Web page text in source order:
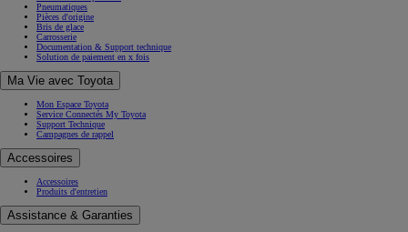
Pneumatiques
Pièces d'origine
Bris de glace
Carrosserie
Documentation & Support technique
Solution de paiement en x fois
Ma Vie avec Toyota
Mon Espace Toyota
Service Connectés My Toyota
Support Technique
Campagnes de rappel
Accessoires
Accessoires
Produits d'entretien
Assistance & Garanties